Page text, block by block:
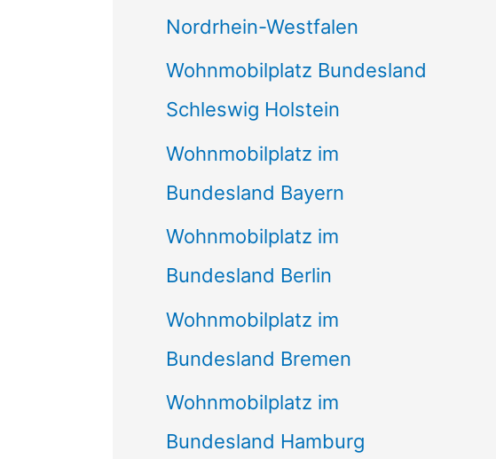
Nordrhein-Westfalen
Wohnmobilplatz Bundesland
Schleswig Holstein
Wohnmobilplatz im
Bundesland Bayern
Wohnmobilplatz im
Bundesland Berlin
Wohnmobilplatz im
Bundesland Bremen
Wohnmobilplatz im
Bundesland Hamburg